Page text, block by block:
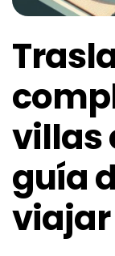
villas
guía
viajar